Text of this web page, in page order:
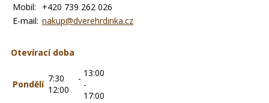
Mobil:
+420 739 262 026
E-mail: nakup@dverehrdinka.cz
Otevírací doba
Pondělí
7:30 -
12:00
13:00
-
17:00